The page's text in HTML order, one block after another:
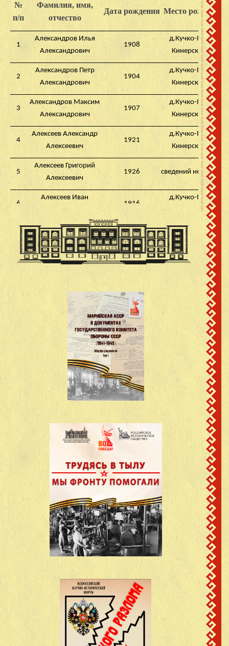
№
п/п
Фамилия, имя,
отчество
Дата рождения Место рождения
1
Александров Илья
Александрович
1908
д.Кучко-Памаш
Кинерский с/с
2
Александров Петр
Александрович
1904
д.Кучко-Памаш
Кинерский с/с
3
Александров Максим
Александрович
1907
д.Кучко-Памаш
Кинерский с/с
4
Алексеев Александр
Алексеевич
1921
д.Кучко-Памаш
Кинерский с/с
5
Алексеев Григорий
Алексеевич
1926 сведений не имеется
6
Алексеев Иван
Алексеевич
1916
д.Кучко-Памаш
Кинерский с/с
Алексеев Роман
Алексеевич
1916
д.Кучко-Памаш
Кинерский с/с
Алексеев Федор
д.Кучко-Памаш
Кинерский с/с
Андреев Александр
Андреевич
1907
д.Кучко-Памаш
Кинерский с/с
Антонов Митрофан
Антонович
1910
д.Кучко-Памаш
Кинерский с/с
Афанасьев Семен
Матвеевич
1923
д.Кучко-Памаш
Кинерский с/с
Богданов Яков
Васильевич
1925
д.Кучко-Памаш
Кинерский с/с
Николаевич
1916
д.Кучко-Памаш
Кинерский с/с
Васильевич
д.Кучко-Памаш
Кинерский с/с
Васильев Александр
Васильевич
д.Кучко-Памаш
Кинерский с/с
Васильев Андрей
Васильевич
сведений не
имеется
д.Кучко-Памаш
Кинерский с/с
Васильев Гаврил
1907
д.Кучко-Памаш
Кинерский с/с
Васильев Егор
Васильевич
1917
д.Кучко-Памаш
Кинерский с/с
Васильев Иван
Васильевич
1923
д.Кучко-Памаш
Кинерский с/с
Васильев Константин
д.Кучко-Памаш